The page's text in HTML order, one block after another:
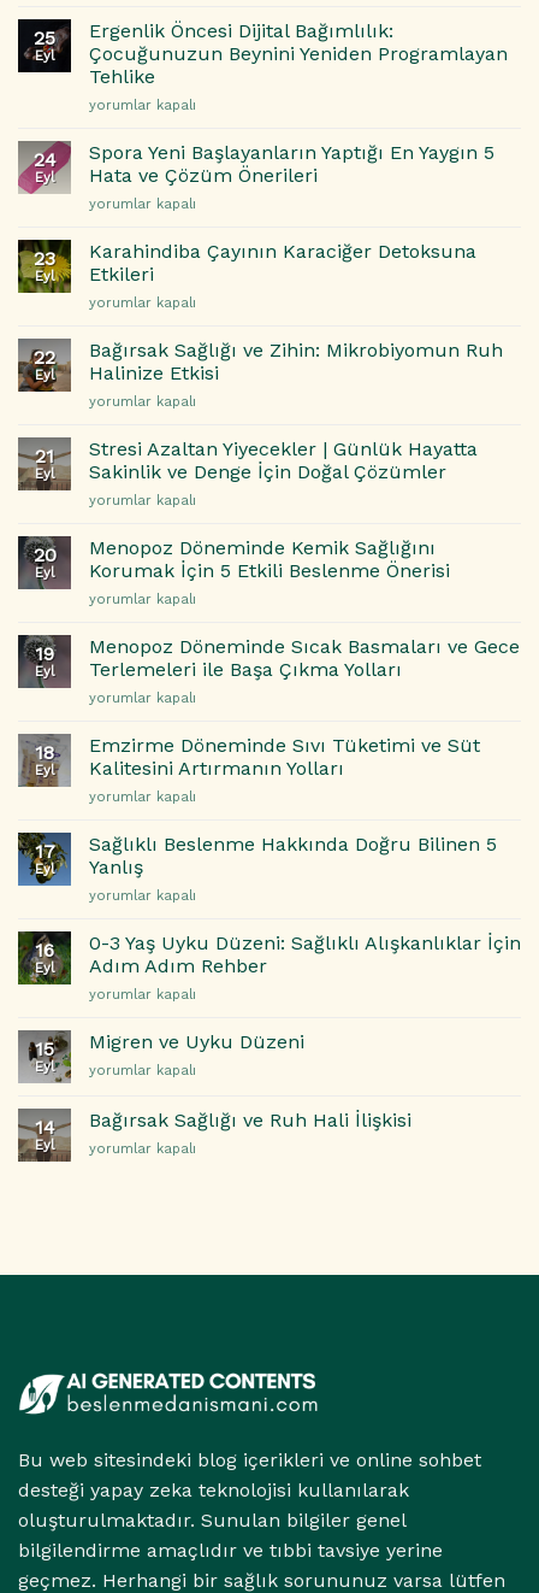
Dönüştürebilirsiniz?
için
Artıran
Sabah
Yorgunluğunu
Önleyen
Önerileri
için
25
Eyl
Ergenlik Öncesi Dijital Bağımlılık:
Çocuğunuzun Beynini Yeniden Programlayan
Tehlike
Ergenlik
Dijital
Bağımlılık:
Çocuğunuzun
Beynini
Programlayan
Tehlike
yorumlar kapalı
24
Eyl
Spora Yeni Başlayanların Yaptığı En Yaygın 5
Hata ve Çözüm Önerileri
Spora
Başlayanların
Yaptığı
En
Yaygın
Hata
ve
Önerileri
yorumlar kapalı
23
Eyl
Karahindiba Çayının Karaciğer Detoksuna
Etkileri
Karahindiba
Karaciğer
Detoksuna
Etkileri
için
yorumlar kapalı
22
Eyl
Bağırsak Sağlığı ve Zihin: Mikrobiyomun Ruh
Halinize Etkisi
Bağırsak
ve
Zihin:
Mikrobiyomun
Ruh
Etkisi
için
yorumlar kapalı
21
Eyl
Stresi Azaltan Yiyecekler | Günlük Hayatta
Sakinlik ve Denge İçin Doğal Çözümler
Stresi
Yiyecekler
Günlük
Hayatta
ve
Denge
Doğal
için
yorumlar kapalı
20
Eyl
Menopoz Döneminde Kemik Sağlığını
Korumak İçin 5 Etkili Beslenme Önerisi
Menopoz
Kemik
Sağlığını
Korumak
İçin
Etkili
Beslenme
için
yorumlar kapalı
19
Eyl
Menopoz Döneminde Sıcak Basmaları ve Gece
Terlemeleri ile Başa Çıkma Yolları
Menopoz
Sıcak
Basmaları
ve
Gece
ile
Başa
Yolları
yorumlar kapalı
18
Eyl
Emzirme Döneminde Sıvı Tüketimi ve Süt
Kalitesini Artırmanın Yolları
Emzirme
Sıvı
Tüketimi
ve
Süt
Artırmanın
Yolları
yorumlar kapalı
17
Eyl
Sağlıklı Beslenme Hakkında Doğru Bilinen 5
Yanlış
Sağlıklı
Hakkında
Doğru
Bilinen
5
için
yorumlar kapalı
16
Eyl
0-3 Yaş Uyku Düzeni: Sağlıklı Alışkanlıklar İçin
Adım Adım Rehber
0-
Yaş
Uyku
Düzeni:
Alışkanlıklar
Adım
yorumlar kapalı
15
Eyl
Migren ve Uyku Düzeni
Migren
Uyku
Düzeni
için
yorumlar kapalı
14
Eyl
Bağırsak Sağlığı ve Ruh Hali İlişkisi
Bağırsak
yorumlar kapalı
Bu web sitesindeki blog içerikleri ve online sohbet
desteği yapay zeka teknolojisi kullanılarak
oluşturulmaktadır. Sunulan bilgiler genel
bilgilendirme amaçlıdır ve tıbbi tavsiye yerine
geçmez. Herhangi bir sağlık sorununuz varsa lütfen